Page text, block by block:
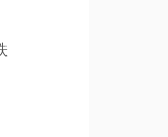
院达
阿里千